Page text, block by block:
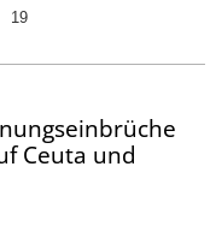
19
Ceuta und